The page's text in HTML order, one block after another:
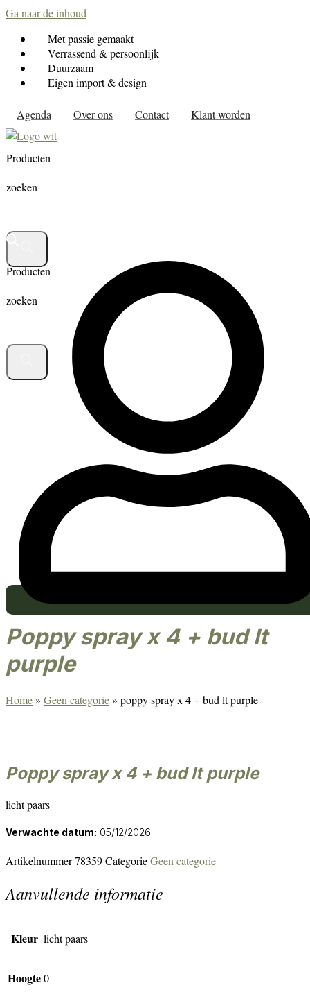
Ga naar de inhoud
Met passie gemaakt
Verrassend & persoonlijk
Duurzaam
Eigen import & design
Agenda Over ons Contact Klant worden
Producten
zoeken
Producten
zoeken
poppy spray x 4 + bud lt
purple
Home» Geen categorie» poppy spray x 4 + bud lt purple
poppy spray x 4 + bud lt purple
licht paars
Verwachte datum: 05/12/2026
Artikelnummer78359CategorieGeen categorie
Aanvullende informatie
Kleur licht paars
Hoogte0